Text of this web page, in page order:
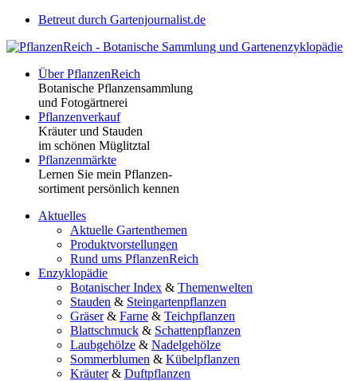
Betreut durch Gartenjournalist.de
Über PflanzenReich
Botanische Pflanzensammlung
und Fotogärtnerei
Pflanzenverkauf
Kräuter und Stauden
im schönen Müglitztal
Pflanzenmärkte
Lernen Sie mein Pflanzen-
sortiment persönlich kennen
Aktuelles
Aktuelle Gartenthemen
Produktvorstellungen
Rund ums PflanzenReich
Enzyklopädie
Botanischer Index & Themenwelten
Stauden & Steingartenpflanzen
Gräser& Farne & Teichpflanzen
Blattschmuck & Schattenpflanzen
Laubgehölze & Nadelgehölze
Sommerblumen & Kübelpflanzen
Kräuter& Duftpflanzen